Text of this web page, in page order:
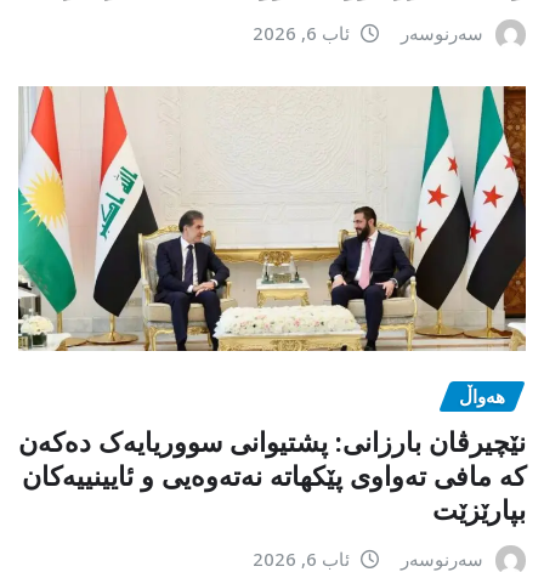
سەرنوسەر ئاب 6, 2026
هەواڵ
نێچیرڤان بارزانی: پشتیوانی سووریایەک دەکەن
کە مافی تەواوی پێکهاتە نەتەوەیی و ئایینییەکان
بپارێزێت
سەرنوسەر ئاب 6, 2026